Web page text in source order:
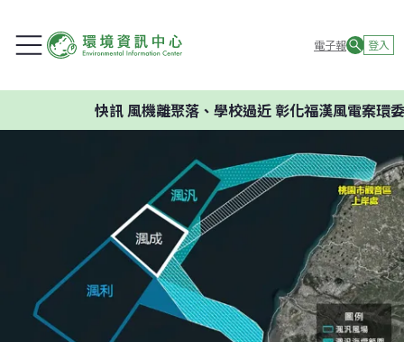
電子報 登入
風機離聚落、學校過近 彰化福漢風電案環委建議